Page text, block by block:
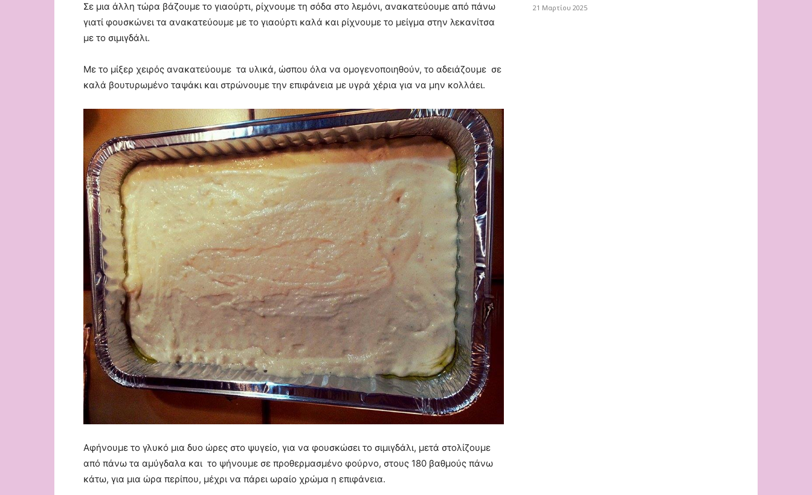
Σε μια άλλη τώρα βάζουμε το γιαούρτι, ρίχνουμε τη σόδα στο λεμόνι, ανακατεύουμε από πάνω
γιατί φουσκώνει τα ανακατεύουμε με το γιαούρτι καλά και ρίχνουμε το μείγμα στην λεκανίτσα
με το σιμιγδάλι.
Με το μίξερ χειρός ανακατεύουμε τα υλικά, ώσπου όλα να ομογενοποιηθούν, το αδειάζουμε σε
καλά βουτυρωμένο ταψάκι και στρώνουμε την επιφάνεια με υγρά χέρια για να μην κολλάει.
Αφήνουμε το γλυκό μια δυο ώρες στο ψυγείο, για να φουσκώσει το σιμιγδάλι, μετά στολίζουμε
από πάνω τα αμύγδαλα και το ψήνουμε σε προθερμασμένο φούρνο, στους 180 βαθμούς πάνω
κάτω, για μια ώρα περίπου, μέχρι να πάρει ωραίο χρώμα η επιφάνεια.
21 Μαρτίου 2025